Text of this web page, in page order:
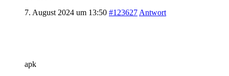
7. August 2024 um 13:50 #123627 Antwort
apk